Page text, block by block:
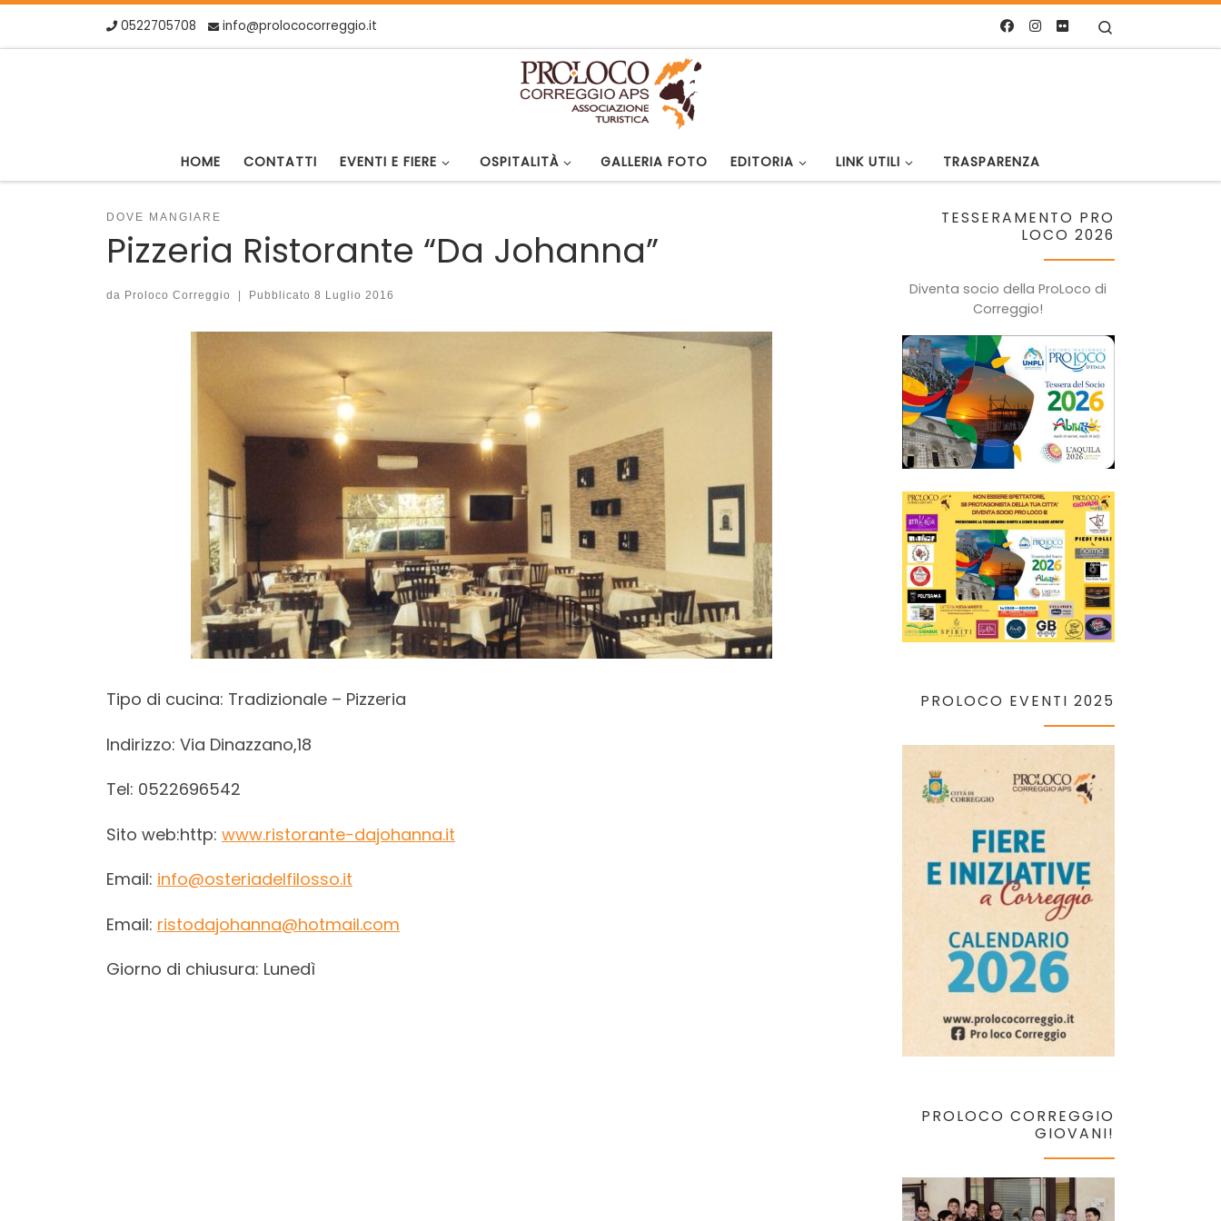
Skip to content0522705708 info@prolococorreggio.it
HOME CONTATTI EVENTI E FIERE OSPITALITÀ GALLERIA FOTO EDITORIA LINK UTILI TRASPARENZA
DOVE MANGIARE
Pizzeria Ristorante “Da Johanna”
da Proloco Correggio | Pubblicato 8 Luglio 2016
Tipo di cucina: Tradizionale – Pizzeria
Indirizzo: Via Dinazzano,18
Tel: 0522696542
Sito web:http: www.ristorante-dajohanna.it
Email: info@osteriadelfilosso.it
Email: ristodajohanna@hotmail.com
Giorno di chiusura: Lunedì
TESSERAMENTO PRO
LOCO 2026
Diventa socio della ProLoco di
Correggio!
PROLOCO EVENTI 2025
PROLOCO CORREGGIO
GIOVANI!